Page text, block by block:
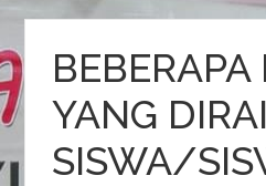
BEBERAPA
YANG
SISWA/